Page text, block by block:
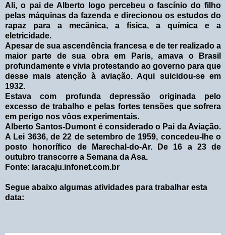
Ali, o pai de Alberto logo percebeu o fascínio do filho
pelas máquinas da fazenda e direcionou os estudos do
rapaz para a mecânica, a física, a química e a
eletricidade.
Apesar de sua ascendência francesa e de ter realizado a
maior parte de sua obra em Paris, amava o Brasil
profundamente e vivia protestando ao governo para que
desse mais atenção à aviação. Aqui suicidou-se em
1932.
Estava com profunda depressão originada pelo
excesso de trabalho e pelas fortes tensões que sofrera
em perigo nos vôos experimentais.
Alberto Santos-Dumont é considerado o Pai da Aviação.
A Lei 3636, de 22 de setembro de 1959, concedeu-lhe o
posto honorífico de Marechal-do-Ar. De 16 a 23 de
outubro transcorre a Semana da Asa.
Fonte: iaracaju.infonet.com.br
Segue abaixo algumas atividades para trabalhar esta
data: